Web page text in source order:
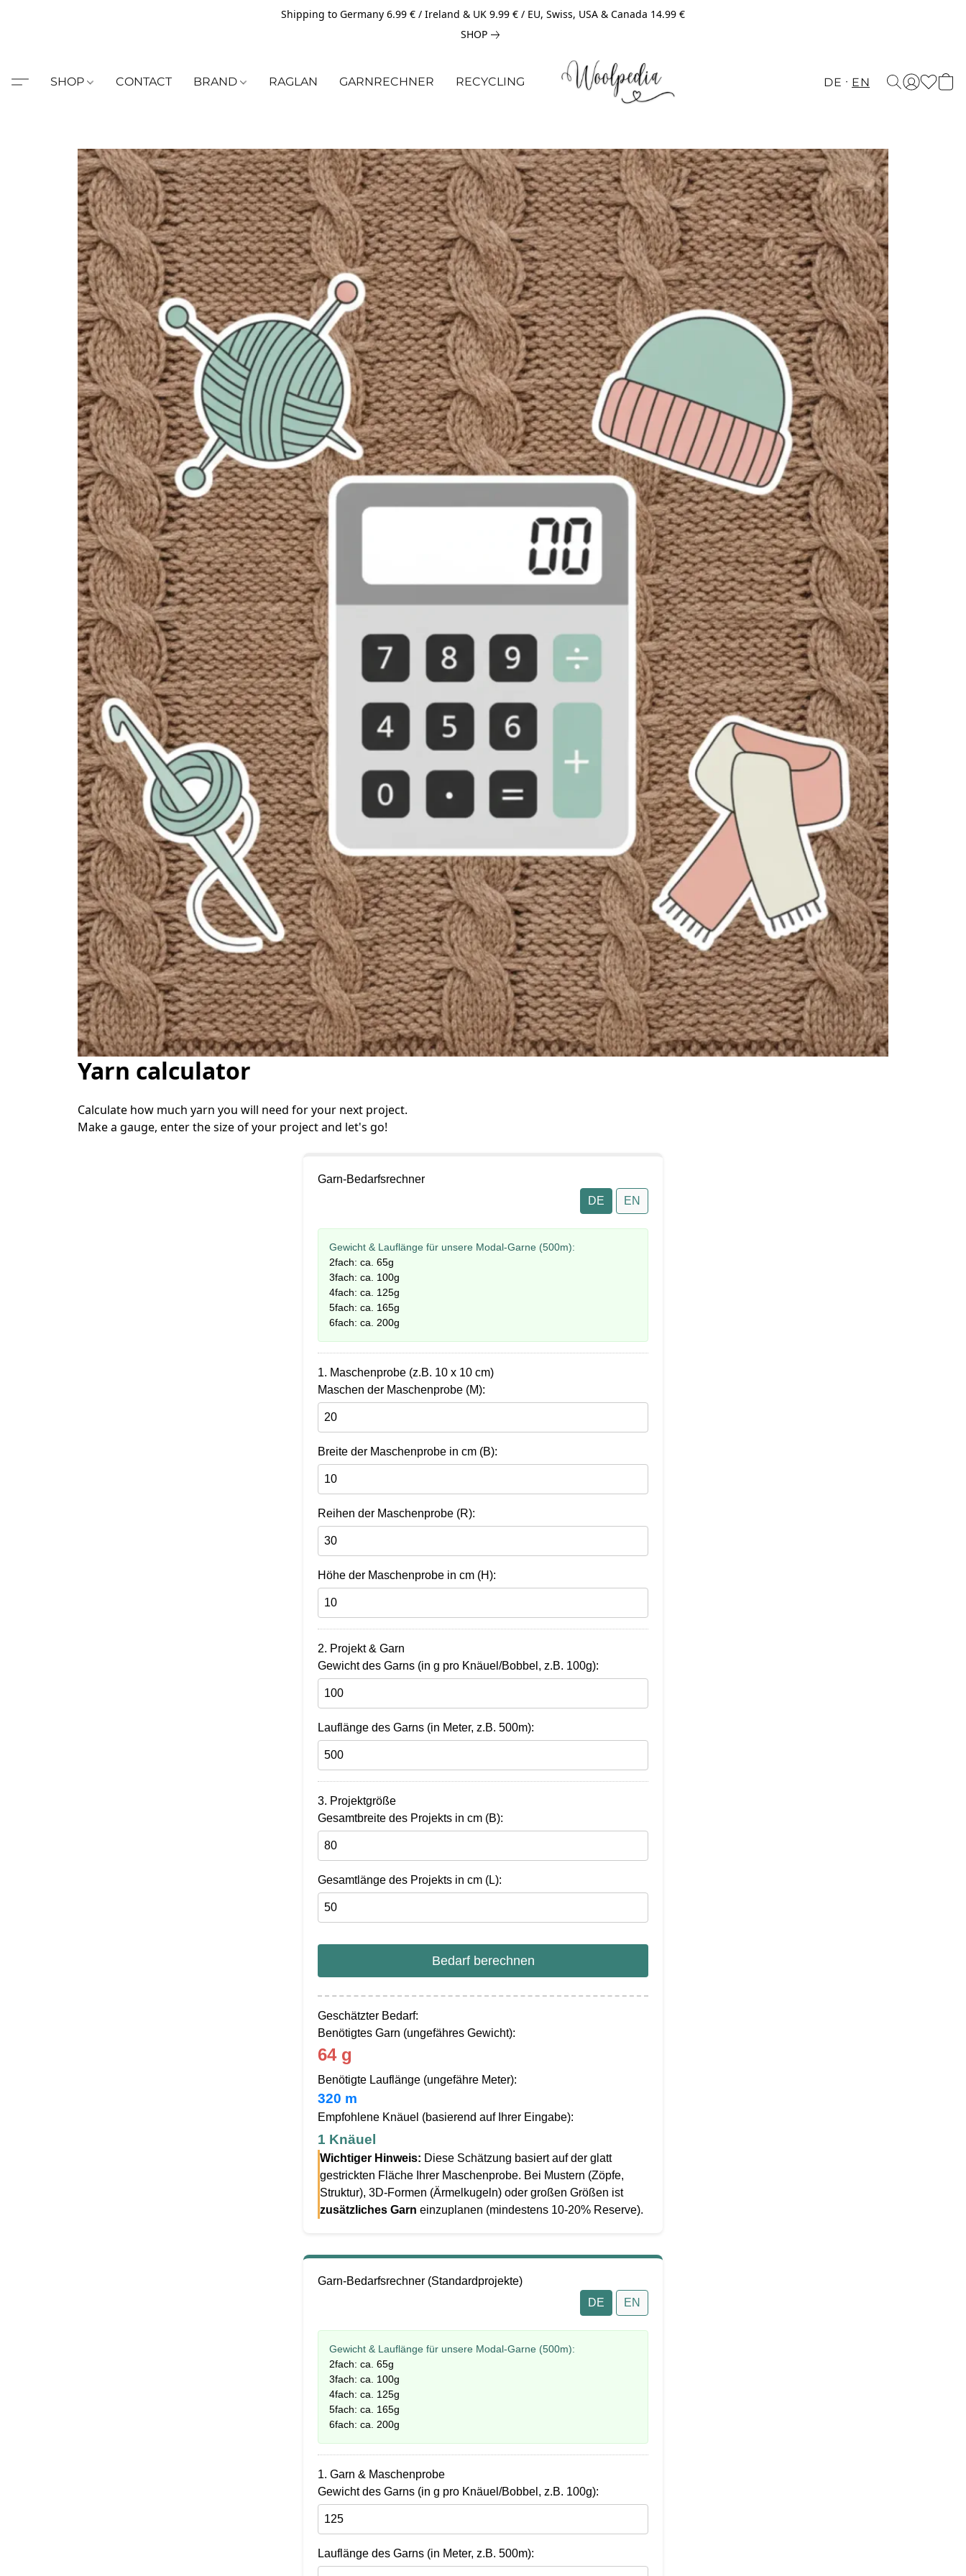
Shipping to Germany 6.99 € / Ireland & UK 9.99 € / EU, Swiss, USA & Canada 14.99 €
SHOP
SHOP CONTACT BRAND RAGLAN GARNRECHNER RECYCLING DE EN
Yarn calculator
Calculate how much yarn you will need for your next project.
Make a gauge, enter the size of your project and let's go!
Garn-Bedarfsrechner
DE
EN
Gewicht & Lauflänge für unsere Modal-Garne (500m):
2fach: ca. 65g
3fach: ca. 100g
4fach: ca. 125g
5fach: ca. 165g
6fach: ca. 200g
1. Maschenprobe (z.B. 10 x 10 cm)
Maschen der Maschenprobe (M):
Breite der Maschenprobe in cm (B):
Reihen der Maschenprobe (R):
Höhe der Maschenprobe in cm (H):
2. Projekt & Garn
Gewicht des Garns (in g pro Knäuel/Bobbel, z.B. 100g):
Lauflänge des Garns (in Meter, z.B. 500m):
3. Projektgröße
Gesamtbreite des Projekts in cm (B):
Gesamtlänge des Projekts in cm (L):
Bedarf berechnen
Geschätzter Bedarf:
Benötigtes Garn (ungefähres Gewicht):
64 g
Benötigte Lauflänge (ungefähre Meter):
320 m
Empfohlene Knäuel (basierend auf Ihrer Eingabe):
1 Knäuel
Wichtiger Hinweis: Diese Schätzung basiert auf der glatt
gestrickten Fläche Ihrer Maschenprobe. Bei Mustern (Zöpfe,
Struktur), 3D-Formen (Ärmelkugeln) oder großen Größen ist
zusätzliches Garn einzuplanen (mindestens 10-20% Reserve).
Garn-Bedarfsrechner (Standardprojekte)
DE
EN
Gewicht & Lauflänge für unsere Modal-Garne (500m):
2fach: ca. 65g
3fach: ca. 100g
4fach: ca. 125g
5fach: ca. 165g
6fach: ca. 200g
1. Garn & Maschenprobe
Gewicht des Garns (in g pro Knäuel/Bobbel, z.B. 100g):
Lauflänge des Garns (in Meter, z.B. 500m):